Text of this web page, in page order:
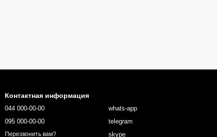
Контактная информация
044 000-00-00
095 000-00-00
Перезвонить вам?
whats-app
telegram
skype